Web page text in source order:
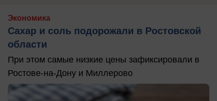
Экономика
Сахар и соль подорожали в Ростовской
области
При этом самые низкие цены зафиксировали в
Ростове-на-Дону и Миллерово